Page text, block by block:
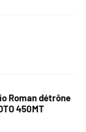
Roman détrône
450MT